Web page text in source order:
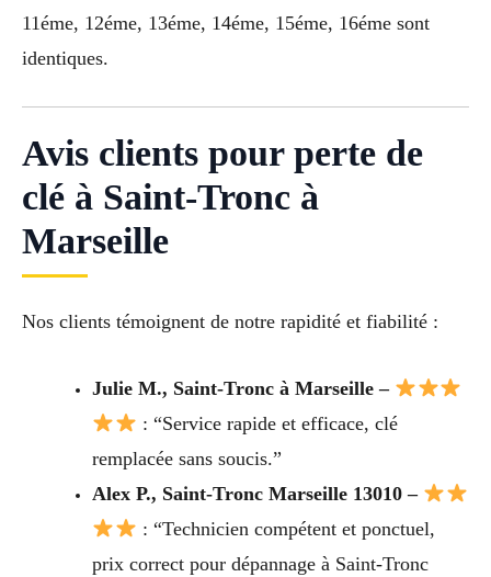
11éme, 12éme, 13éme, 14éme, 15éme, 16éme sont
identiques.
Avis clients pour perte de
clé à Saint-Tronc à
Marseille
Nos clients témoignent de notre rapidité et fiabilité :
Julie M., Saint-Tronc à Marseille –
: “Service rapide et efficace, clé
remplacée sans soucis.”
Alex P., Saint-Tronc Marseille 13010 –
: “Technicien compétent et ponctuel,
prix correct pour dépannage à Saint-Tronc